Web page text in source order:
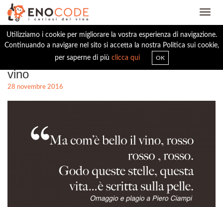
Utilizziamo i cookie per migliorare la vostra esperienza di navigazione.
Continuando a navigare nel sito si accetta la nostra Politica sui cookie,
per saperne di più clicca qui OK
Omaggio e plagio a Piero Ciampi. Il
vino
28 novembre 2016